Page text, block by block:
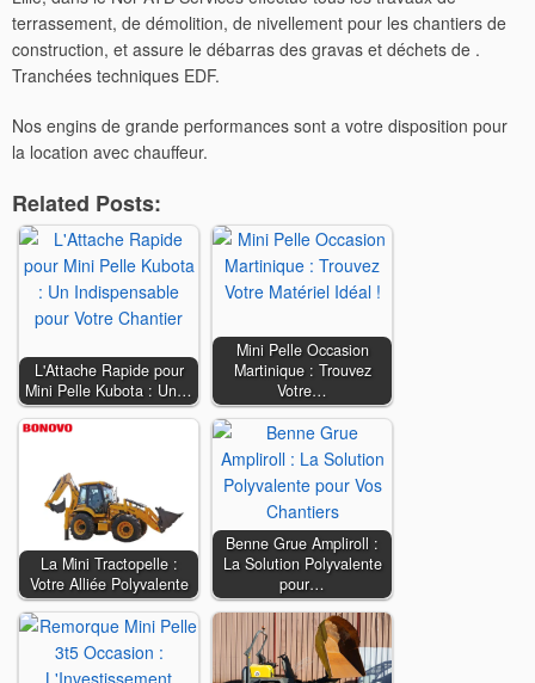
terrassement, de démolition, de nivellement pour les chantiers de
construction, et assure le débarras des gravas et déchets de .
Tranchées techniques EDF.
Nos engins de grande performances sont a votre disposition pour
la location avec chauffeur.
Related Posts:
L'Attache Rapide pour
Mini Pelle Kubota : Un…
Mini Pelle Occasion
Martinique : Trouvez
Votre…
La Mini Tractopelle :
Votre Alliée Polyvalente
Benne Grue Ampliroll :
La Solution Polyvalente
pour…